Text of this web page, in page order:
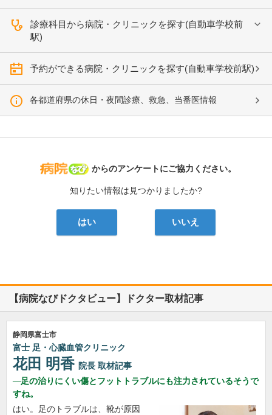
診療科目から病院・クリニックを探す(自動車学校前
駅)
予約ができる病院・クリニックを探す(自動車学校前駅)
各都道府県の休日・夜間診療、救急、当番医情報
病院なび
からのアンケートにご協力ください。
知りたい情報は見つかりましたか?
はい いいえ
【病院なびドクタビュー】ドクター取材記事
静岡県富士市
富士 足・心臓血管クリニック
花田 明香 院長 取材記事
足の治りにくい傷とフットトラブルにも注力されているそうで
すね。
はい。足のトラブルは、靴が原因